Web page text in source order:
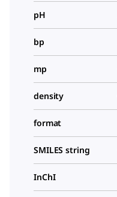
pH
bp
mp
density
format
SMILES string
InChI